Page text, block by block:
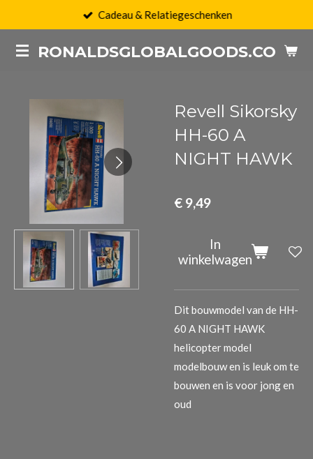
naar
RONALDSGLOBALGOODS.COM
Cadeau & Relatiegeschenken
Revell Sikorsky
HH-60 A
NIGHT HAWK
€ 9,49
In
winkelwagen
Dit bouwmodel van de HH-
60 A NIGHT HAWK
helicopter model
modelbouw en is leuk om te
bouwen en is voor jong en
oud